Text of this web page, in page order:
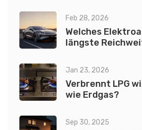
Feb 28, 2026
Welches
längste
Jan 23, 2026
Verbrennt LPG
wie Erdgas?
Sep 30, 2025